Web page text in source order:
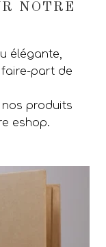
NOTRE
élégante,
part de
produits
eshop.